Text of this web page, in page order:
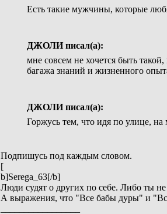
Есть такие мужчины, которые
ДЖОЛИ писал(а):
мне совсем не хочется быть
багажа знаний и жизненного
ДЖОЛИ писал(а):
Горжусь тем, что идя по улице,
Подпишусь под каждым словом.
[
b]Serega_63[/b]
Люди судят о других по себе. Либо ты
А выражения, что "Все бабы дуры" и